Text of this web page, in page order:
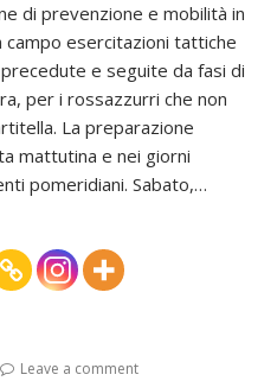
di prevenzione e mobilità in
esercitazioni tattiche
e seguite da fasi di
per i rossazzurri che non
La preparazione
mattutina e nei giorni
pomeridiani. Sabato,…
Leave a comment